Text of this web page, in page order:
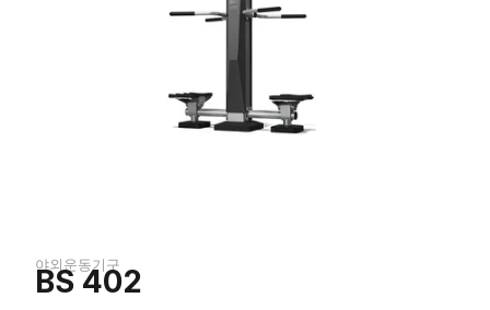
야외운동기구
BS 402